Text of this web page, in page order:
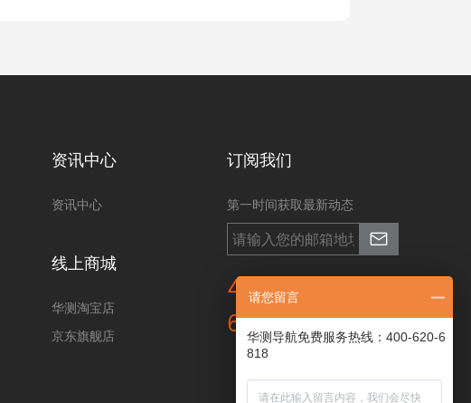
资讯中心
资讯中心
线上商城
华测淘宝店
京东旗舰店
订阅我们
第一时间获取最新动态
400-620-
6818
请您留言
华测导航免费服务热线：400-620-6
818